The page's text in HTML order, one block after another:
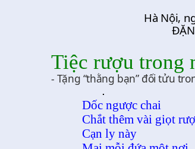
Hà Nội,
Tiệc rượu trong
- Tặng “thằng bạn” đối tửu
.
Dốc ngược chai
Chắt thêm vài giọt
Cạn ly này